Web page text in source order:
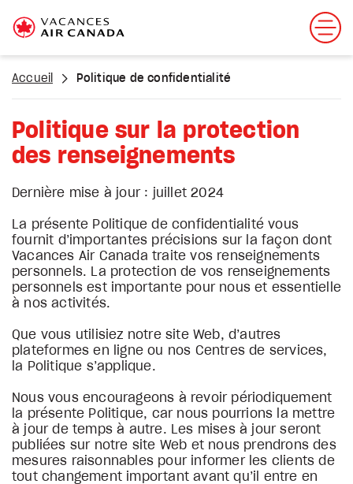
Accueil Politique de confidentialité
Politique sur la protection
des renseignements
Dernière mise à jour : juillet 2024
La présente Politique de confidentialité vous
fournit d’importantes précisions sur la façon dont
Vacances Air Canada traite vos renseignements
personnels. La protection de vos renseignements
personnels est importante pour nous et essentielle
à nos activités.
Que vous utilisiez notre site Web, d’autres
plateformes en ligne ou nos Centres de services,
la Politique s’applique.
Nous vous encourageons à revoir périodiquement
la présente Politique, car nous pourrions la mettre
à jour de temps à autre. Les mises à jour seront
publiées sur notre site Web et nous prendrons des
mesures raisonnables pour informer les clients de
tout changement important avant qu’il entre en